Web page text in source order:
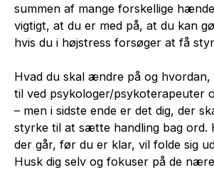
summen af mange forskellige
vigtigt, at du er med på, at du kan
hvis du i højstress forsøger at få
Hvad du skal ændre på og
til ved psykologer/psykoterapeuter
– men i sidste ende er det dig, der
styrke til at sætte handling bag ord.
der går, før du er klar, vil folde sig
Husk dig selv og fokuser på de